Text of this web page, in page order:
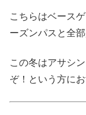
こちらはベース
ーズンパスと全
この冬はアサシ
ぞ！という方にお